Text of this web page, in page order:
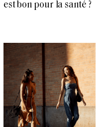
est bon pour la santé ?